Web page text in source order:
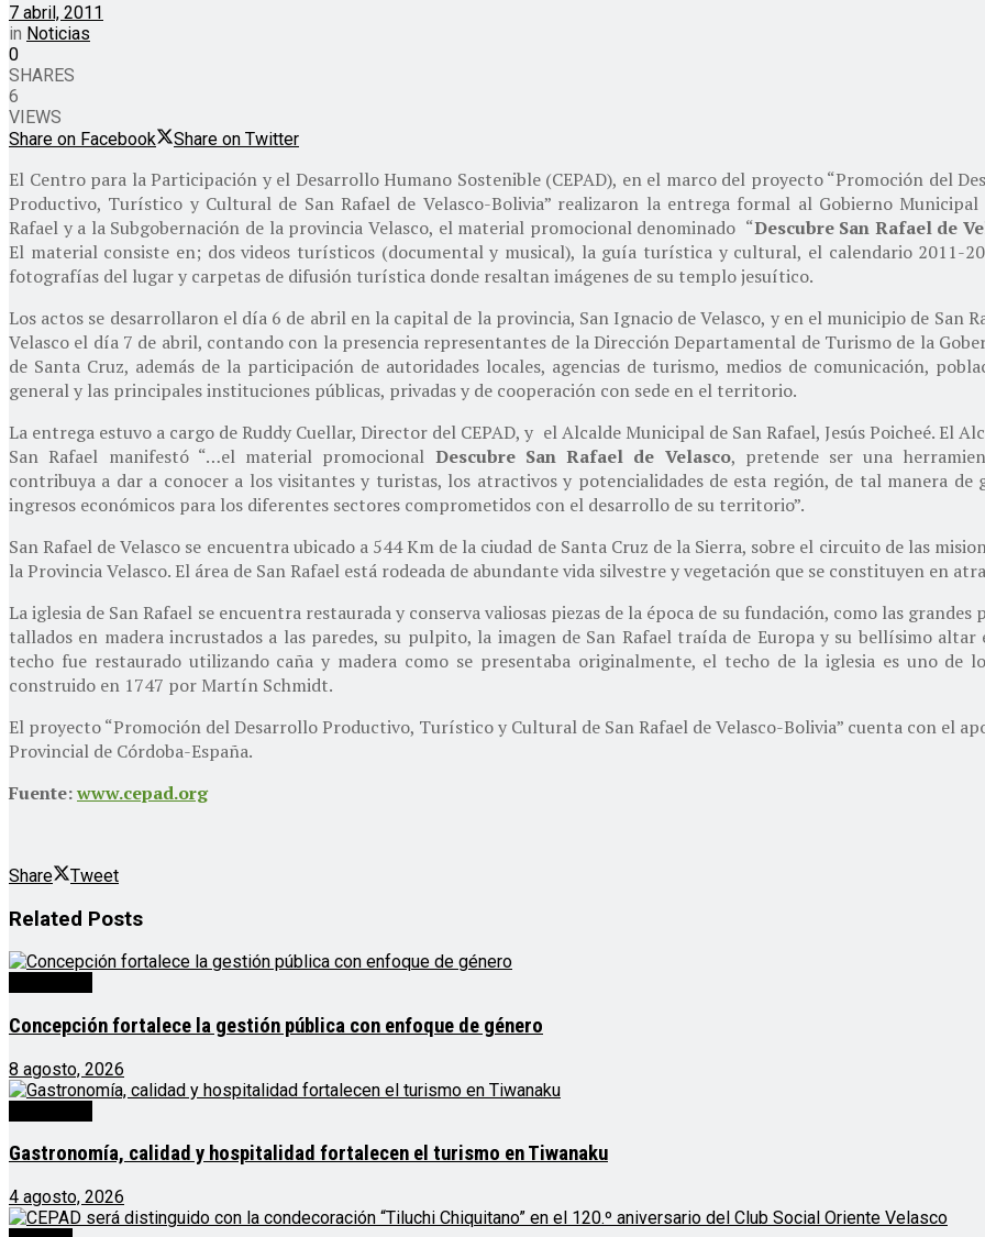
7 abril, 2011
in Noticias
0
SHARES
6
VIEWS
Share on Facebook
Share on Twitter
El Centro para la Participación y el Desarrollo Humano Sostenible (CEPAD), en el marco del proyecto “Promoción del
Productivo, Turístico y Cultural de San Rafael de Velasco-Bolivia” realizaron la entrega formal al Gobierno Municipal
Rafael y a la Subgobernación de la provincia Velasco, el material promocional denominado “Descubre San Rafael de
El material consiste en; dos videos turísticos (documental y musical), la guía turística y cultural, el calendario 2011-
fotografías del lugar y carpetas de difusión turística donde resaltan imágenes de su templo jesuítico.
Los actos se desarrollaron el día 6 de abril en la capital de la provincia, San Ignacio de Velasco, y en el municipio de San
Velasco el día 7 de abril, contando con la presencia representantes de la Dirección Departamental de Turismo de la
de Santa Cruz, además de la participación de autoridades locales, agencias de turismo, medios de comunicación,
general y las principales instituciones públicas, privadas y de cooperación con sede en el territorio.
La entrega estuvo a cargo de Ruddy Cuellar, Director del CEPAD, y el Alcalde Municipal de San Rafael, Jesús Poicheé. El
San Rafael manifestó “…el material promocional Descubre San Rafael de Velasco, pretende ser una
contribuya a dar a conocer a los visitantes y turistas, los atractivos y potencialidades de esta región, de tal manera de
ingresos económicos para los diferentes sectores comprometidos con el desarrollo de su territorio”.
San Rafael de Velasco se encuentra ubicado a 544 Km de la ciudad de Santa Cruz de la Sierra, sobre el circuito de las
la Provincia Velasco. El área de San Rafael está rodeada de abundante vida silvestre y vegetación que se constituyen en
La iglesia de San Rafael se encuentra restaurada y conserva valiosas piezas de la época de su fundación, como las
tallados en madera incrustados a las paredes, su pulpito, la imagen de San Rafael traída de Europa y su bellísimo
techo fue restaurado utilizando caña y madera como se presentaba originalmente, el techo de la iglesia es uno de
construido en 1747 por Martín Schmidt.
El proyecto “Promoción del Desarrollo Productivo, Turístico y Cultural de San Rafael de Velasco-Bolivia” cuenta con el
Provincial de Córdoba-España.
Fuente:www.cepad.org
Share Tweet
Related Posts
Concepción fortalece la gestión pública con enfoque de género
8 agosto, 2026
Gastronomía, calidad y hospitalidad fortalecen el turismo en Tiwanaku
4 agosto, 2026